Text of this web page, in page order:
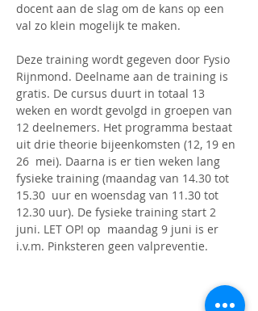
docent aan de slag om de kans op een
val zo klein mogelijk te maken.
Deze training wordt gegeven door Fysio
Rijnmond. Deelname aan de training is
gratis. De cursus duurt in totaal 13
weken en wordt gevolgd in groepen van
12 deelnemers. Het programma bestaat
uit drie theorie bijeenkomsten (12, 19 en
26  mei). Daarna is er tien weken lang
fysieke training (maandag van 14.30 tot
15.30  uur en woensdag van 11.30 tot
12.30 uur). De fysieke training start 2
juni. LET OP! op  maandag 9 juni is er
i.v.m. Pinksteren geen valpreventie.